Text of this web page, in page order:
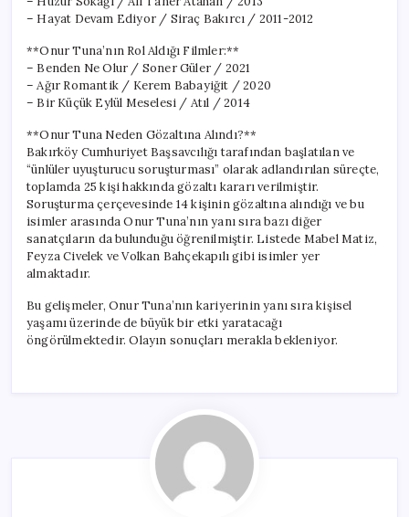
– Hayat Devam Ediyor / Siraç Bakırcı / 2011-2012
**Onur Tuna’nın Rol Aldığı Filmler:**
– Benden Ne Olur / Soner Güler / 2021
– Ağır Romantik / Kerem Babayiğit / 2020
– Bir Küçük Eylül Meselesi / Atıl / 2014
**Onur Tuna Neden Gözaltına Alındı?**
Bakırköy Cumhuriyet Başsavcılığı tarafından başlatılan ve
“ünlüler uyuşturucu soruşturması” olarak adlandırılan süreçte,
toplamda 25 kişi hakkında gözaltı kararı verilmiştir.
Soruşturma çerçevesinde 14 kişinin gözaltına alındığı ve bu
isimler arasında Onur Tuna’nın yanı sıra bazı diğer
sanatçıların da bulunduğu öğrenilmiştir. Listede Mabel Matiz,
Feyza Civelek ve Volkan Bahçekapılı gibi isimler yer
almaktadır.
Bu gelişmeler, Onur Tuna’nın kariyerinin yanı sıra kişisel
yaşamı üzerinde de büyük bir etki yaratacağı
öngörülmektedir. Olayın sonuçları merakla bekleniyor.